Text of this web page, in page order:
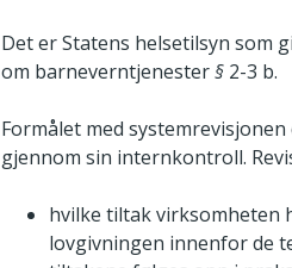
Det er Statens helsetilsyn som
om barneverntjenester§ 2-3 b.
Formålet med
gjennom sin internkontroll.
hvilke tiltak virksomheten
lovgivningen innenfor de